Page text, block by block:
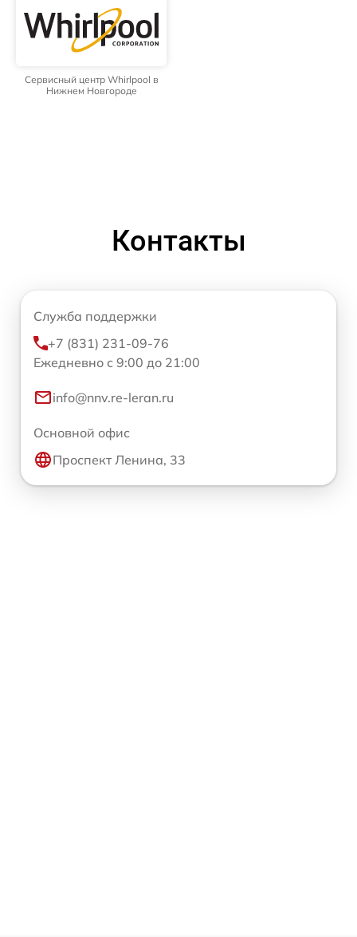
Сервисный центр Whirlpool в
Нижнем Новгороде
Контакты
Служба поддержки
+7 (831) 231-09-76
Ежедневно с 9:00 до 21:00
info@nnv.re-leran.ru
Основной офис
Проспект Ленина, 33